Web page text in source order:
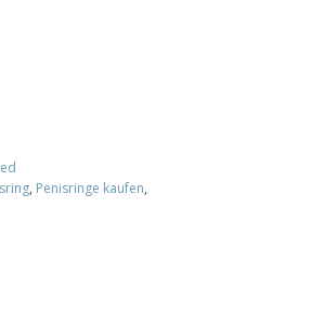
, Penisringe kaufen,